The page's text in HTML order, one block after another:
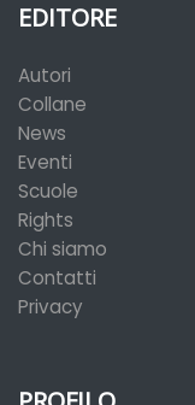
EDITORE
Autori
Collane
News
Eventi
Scuole
Rights
Chi siamo
Contatti
Privacy